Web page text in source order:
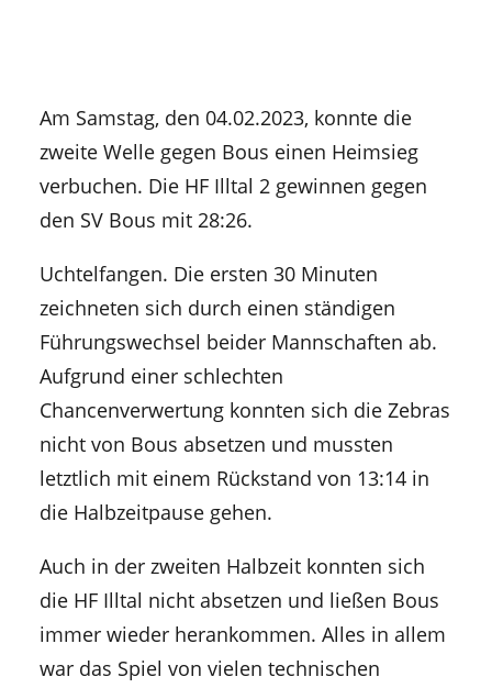
Am Samstag, den 04.02.2023, konnte die
zweite Welle gegen Bous einen Heimsieg
verbuchen. Die HF Illtal 2 gewinnen gegen
den SV Bous mit 28:26.
Uchtelfangen. Die ersten 30 Minuten
zeichneten sich durch einen ständigen
Führungswechsel beider Mannschaften ab.
Aufgrund einer schlechten
Chancenverwertung konnten sich die Zebras
nicht von Bous absetzen und mussten
letztlich mit einem Rückstand von 13:14 in
die Halbzeitpause gehen.
Auch in der zweiten Halbzeit konnten sich
die HF Illtal nicht absetzen und ließen Bous
immer wieder herankommen. Alles in allem
war das Spiel von vielen technischen